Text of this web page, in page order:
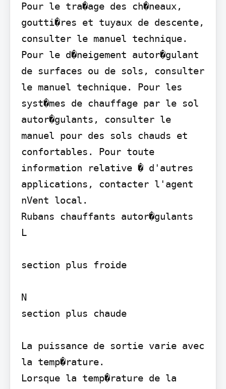
Pour le tra�age des ch�neaux,
goutti�res et tuyaux de descente,
consulter le manuel technique.
Pour le d�neigement autor�gulant
de surfaces ou de sols, consulter
le manuel technique. Pour les
syst�mes de chauffage par le sol
autor�gulants, consulter le
manuel pour des sols chauds et
confortables. Pour toute
information relative � d'autres
applications, contacter l'agent
nVent local.
Rubans chauffants autor�gulants
L
section plus froide
N
section plus chaude
La puissance de sortie varie avec
la temp�rature.
Lorsque la temp�rature de la